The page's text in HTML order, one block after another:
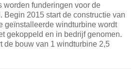
worden funderingen voor de
Begin 2015 start de constructie van
geïnstalleerde windturbine wordt
gekoppeld en in bedrijf genomen.
de bouw van 1 windturbine 2,5